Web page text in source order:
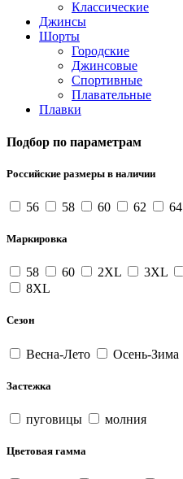
Классические
Джинсы
Шорты
Городские
Джинсовые
Спортивные
Плавательные
Плавки
Подбор по параметрам
Российские размеры в наличии
56 58 60 62 64
Маркировка
58 60 2XL 3XL
8XL
Сезон
Весна-Лето Осень-Зима
Застежка
пуговицы молния
Цветовая гамма